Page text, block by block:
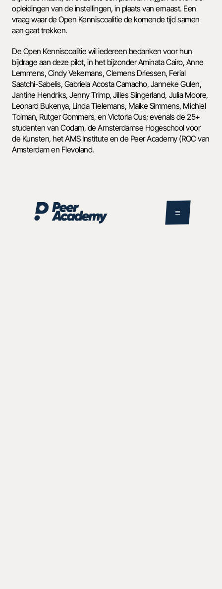
opleidingen van de instellingen, in plaats van ernaast. Een
vraag waar de Open Kenniscoalitie de komende tijd samen
aan gaat trekken.
De Open Kenniscoalitie wil iedereen bedanken voor hun
bijdrage aan deze pilot, in het bijzonder Aminata Cairo, Anne
Lemmens, Cindy Vekemans, Clemens Driessen, Ferial
Saatchi-Sabelis, Gabriela Acosta Camacho, Janneke Gulen,
Jantine Hendriks, Jenny Trimp, Jilles Slingerland, Julia Moore,
Leonard Bukenya, Linda Tielemans, Maike Simmens, Michiel
Tolman, Rutger Gommers, en Victoria Ous; evenals de 25+
studenten van Codam, de Amsterdamse Hogeschool voor
de Kunsten, het AMS Institute en de Peer Academy (ROC van
Amsterdam en Flevoland.